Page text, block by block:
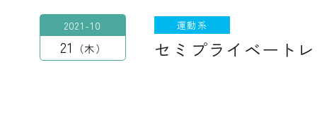
2021-10
21 木
運動系
セミプライベート